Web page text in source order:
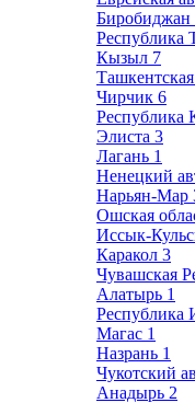
Биробиджан
Республика
Кызыл 7
Чирчик 6
Республика
Элиста 3
Лагань 1
Ненецкий
Нарьян-Мар
Ошская
Иссык-
Каракол 3
Чувашская
Алатырь 1
Республика
Магас 1
Назрань 1
Чукотский
Анадырь 2